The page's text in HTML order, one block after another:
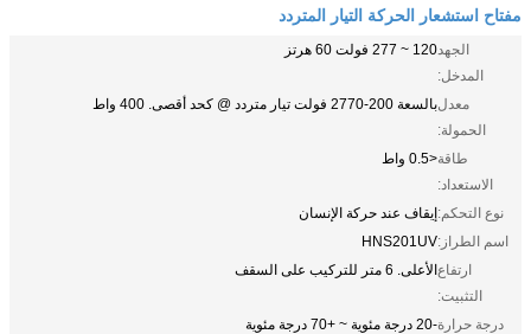
مفتاح استشعار الحركة التيار المتردد
الجهد
المدخل:
120 ~ 277 فولت 60 هرتز
معدل
الحمولة:
بالسعة 200-2770 فولت تيار متردد @ كحد أقصى. 400 واط
طاقة
الاستعداد:
<0.5 واط
نوع التحكم:إيقاف عند حركة الإنسان
اسم الطراز:HNS201UV
ارتفاع
التثبيت:
الأعلى. 6 متر للتركيب على السقف
درجة حرارة-20 درجة مئوية ~ +70 درجة مئوية